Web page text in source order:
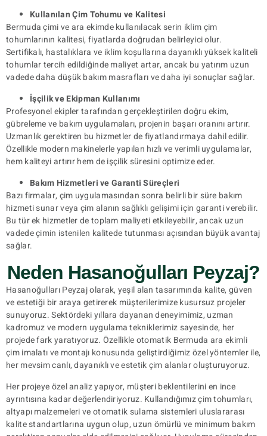
Kullanılan Çim Tohumu ve Kalitesi
Bermuda çimi ve ara ekimde kullanılacak serin iklim çim
tohumlarının kalitesi, fiyatlarda doğrudan belirleyici olur.
Sertifikalı, hastalıklara ve iklim koşullarına dayanıklı yüksek kaliteli
tohumlar tercih edildiğinde maliyet artar, ancak bu yatırım uzun
vadede daha düşük bakım masrafları ve daha iyi sonuçlar sağlar.
İşçilik ve Ekipman Kullanımı
Profesyonel ekipler tarafından gerçekleştirilen doğru ekim,
gübreleme ve bakım uygulamaları, projenin başarı oranını artırır.
Uzmanlık gerektiren bu hizmetler de fiyatlandırmaya dahil edilir.
Özellikle modern makinelerle yapılan hızlı ve verimli uygulamalar,
hem kaliteyi artırır hem de işçilik süresini optimize eder.
Bakım Hizmetleri ve Garanti Süreçleri
Bazı firmalar, çim uygulamasından sonra belirli bir süre bakım
hizmeti sunar veya çim alanın sağlıklı gelişimi için garanti verebilir.
Bu tür ek hizmetler de toplam maliyeti etkileyebilir, ancak uzun
vadede çimin istenilen kalitede tutunması açısından büyük avantaj
sağlar.
Neden Hasanoğulları Peyzaj?
Hasanoğulları Peyzaj olarak, yeşil alan tasarımında kalite, güven
ve estetiği bir araya getirerek müşterilerimize kusursuz projeler
sunuyoruz. Sektördeki yıllara dayanan deneyimimiz, uzman
kadromuz ve modern uygulama tekniklerimiz sayesinde, her
projede fark yaratıyoruz. Özellikle otomatik Bermuda ara ekimli
çim imalatı ve montajı konusunda geliştirdiğimiz özel yöntemler ile,
her mevsim canlı, dayanıklı ve estetik çim alanlar oluşturuyoruz.
Her projeye özel analiz yapıyor, müşteri beklentilerini en ince
ayrıntısına kadar değerlendiriyoruz. Kullandığımız çim tohumları,
altyapı malzemeleri ve otomatik sulama sistemleri uluslararası
kalite standartlarına uygun olup, uzun ömürlü ve minimum bakım